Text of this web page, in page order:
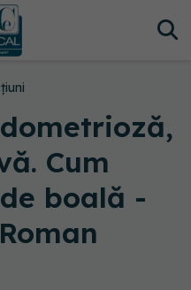
Cum
boală -